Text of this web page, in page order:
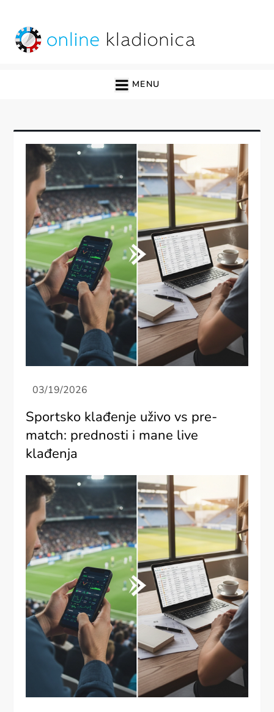
content
MENU
Sportsko klađenje uživo vs pre-
match: prednosti i mane live
klađenja